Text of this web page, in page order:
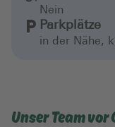
Nein
Parkplätze
in der Nähe,
Unser Team vor